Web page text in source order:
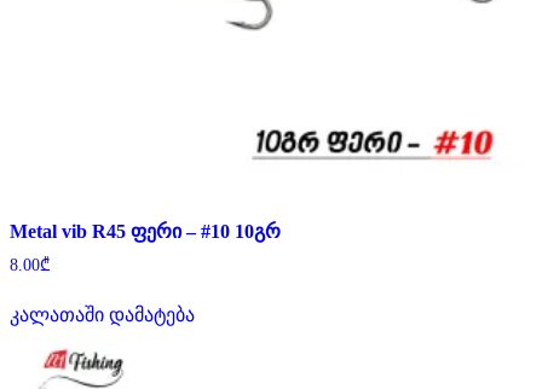
Metal vib R45 ფერი – #10 10გრ
8.00₾
კალათაში დამატება